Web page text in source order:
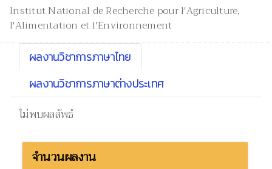
Institut National de Recherche pour l'Agriculture,
l'Alimentation et l'Environnement
ผลงานวิชาการภาษาไทย
ผลงานวิชาการภาษาต่างประเทศ
ไม่พบผลลัพธ์
จำนวนผลงาน